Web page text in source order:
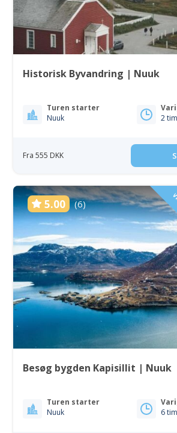
Historisk Byvandring | Nuuk
Turen starter
Nuuk
2
Fra 555 DKK
5.00 (6)
Besøg bygden Kapisillit | Nuuk
Turen starter
Nuuk
6